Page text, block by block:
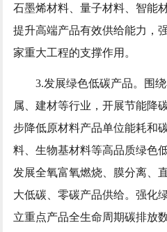
石墨烯材料、量子材料、智能
提升高端产品有效供给能力，
家重大工程的支撑作用。
3.发展绿色低碳产品。围
属、建材等行业，开展节能降
步降低原材料产品单位能耗和
料、生物基材料等高品质绿色
发展全氧富氧燃烧、膜分离、
大低碳、零碳产品供给。强化
立重点产品全生命周期碳排放